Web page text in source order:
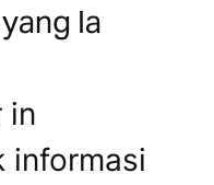
Ia
in
informasi